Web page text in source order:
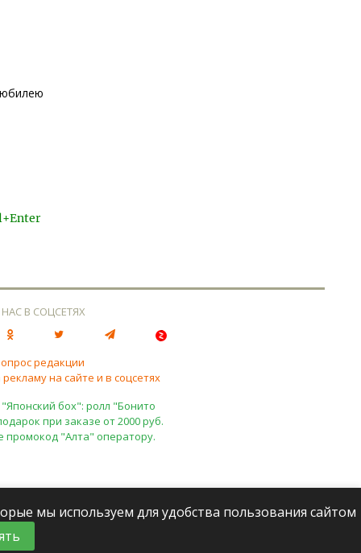
юбилею
В СОЦСЕТЯХ
редакции
на сайте и в соцсетях
бох": ролл "Бонито
при заказе от 2000 руб.
промокод "Алта" оператору.
мы используем для удобства пользования сайтом